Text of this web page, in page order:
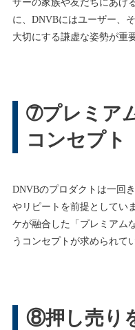
ザーの家族や友だちにあげ
に、DNVBにはユーザー、
大切にする謙虚な姿勢が重
➆プレミア
コンセプト
DNVBのプロダクトは一回
やリピートを前提としてい
ケが融合した「プレミアム
うコンセプトが求められて
⑧押し売り